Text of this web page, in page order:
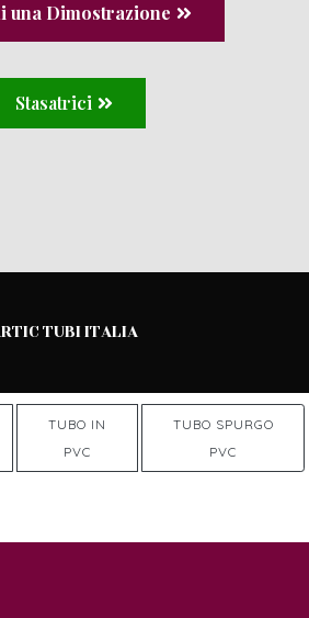
una Dimostrazione
Stasatrici
TUBI ITALIA
TUBO IN
PVC
TUBO SPURGO
PVC